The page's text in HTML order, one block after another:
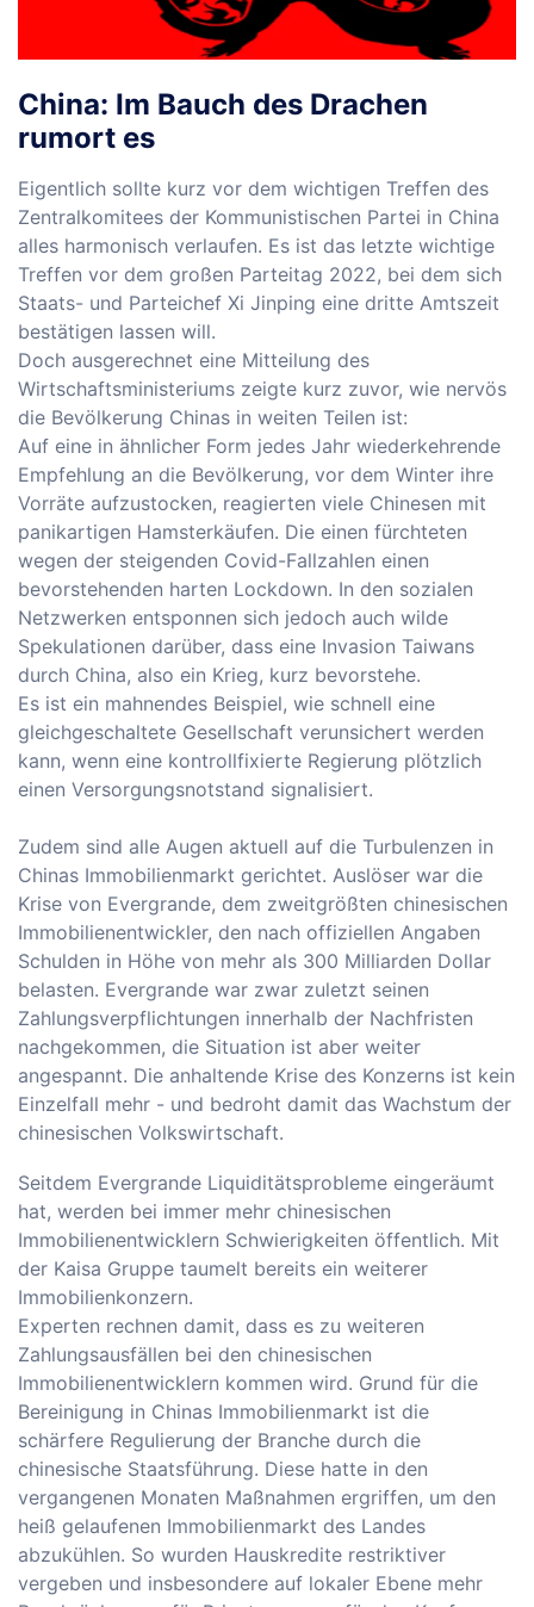
China: Im Bauch des Drachen
rumort es
Eigentlich sollte kurz vor dem wichtigen Treffen des
Zentralkomitees der Kommunistischen Partei in China
alles harmonisch verlaufen. Es ist das letzte wichtige
Treffen vor dem großen Parteitag 2022, bei dem sich
Staats- und Parteichef Xi Jinping eine dritte Amtszeit
bestätigen lassen will.
Doch ausgerechnet eine Mitteilung des
Wirtschaftsministeriums zeigte kurz zuvor, wie nervös
die Bevölkerung Chinas in weiten Teilen ist:
Auf eine in ähnlicher Form jedes Jahr wiederkehrende
Empfehlung an die Bevölkerung, vor dem Winter ihre
Vorräte aufzustocken, reagierten viele Chinesen mit
panikartigen Hamsterkäufen. Die einen fürchteten
wegen der steigenden Covid-Fallzahlen einen
bevorstehenden harten Lockdown. In den sozialen
Netzwerken entsponnen sich jedoch auch wilde
Spekulationen darüber, dass eine Invasion Taiwans
durch China, also ein Krieg, kurz bevorstehe.
Es ist ein mahnendes Beispiel, wie schnell eine
gleichgeschaltete Gesellschaft verunsichert werden
kann, wenn eine kontrollfixierte Regierung plötzlich
einen Versorgungsnotstand signalisiert.
Zudem sind alle Augen aktuell auf die Turbulenzen in
Chinas Immobilienmarkt gerichtet. Auslöser war die
Krise von Evergrande, dem zweitgrößten chinesischen
Immobilienentwickler, den nach offiziellen Angaben
Schulden in Höhe von mehr als 300 Milliarden Dollar
belasten. Evergrande war zwar zuletzt seinen
Zahlungsverpflichtungen innerhalb der Nachfristen
nachgekommen, die Situation ist aber weiter
angespannt. Die anhaltende Krise des Konzerns ist kein
Einzelfall mehr - und bedroht damit das Wachstum der
chinesischen Volkswirtschaft.
Seitdem Evergrande Liquiditätsprobleme eingeräumt
hat, werden bei immer mehr chinesischen
Immobilienentwicklern Schwierigkeiten öffentlich. Mit
der Kaisa Gruppe taumelt bereits ein weiterer
Immobilienkonzern.
Experten rechnen damit, dass es zu weiteren
Zahlungsausfällen bei den chinesischen
Immobilienentwicklern kommen wird. Grund für die
Bereinigung in Chinas Immobilienmarkt ist die
schärfere Regulierung der Branche durch die
chinesische Staatsführung. Diese hatte in den
vergangenen Monaten Maßnahmen ergriffen, um den
heiß gelaufenen Immobilienmarkt des Landes
abzukühlen. So wurden Hauskredite restriktiver
vergeben und insbesondere auf lokaler Ebene mehr